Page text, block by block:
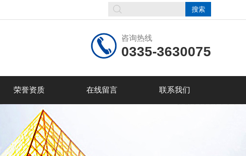
咨询热线
0335-3630075
荣誉资质 在线留言 联系我们